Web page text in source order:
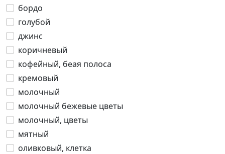
бордо
голубой
джинс
коричневый
кофейный, беая полоса
кремовый
молочный
молочный бежевые цветы
молочный, цветы
мятный
оливковый, клетка